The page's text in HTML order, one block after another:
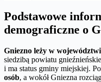
Podstawowe
demograficzne o
Gniezno leży w
siedzibą powiatu
i ma status gminy miejskiej.
osób, a wokół Gniezna